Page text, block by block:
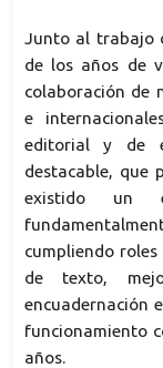
Junto al trabajo
de los años de
colaboración de
e
editorial y de
destacable, que
existido un
cumpliendo
de texto,
encuadernación
funcionamiento
años.